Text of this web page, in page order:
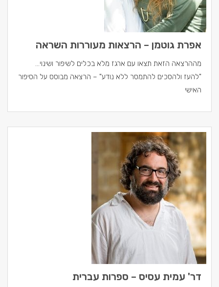
אפרת גוטמן – הרצאות מעוררות השראה
מההרצאה הזאת תצאו עם ארגז מלא בכלים לשיפור ושינוי…
"להעז ולהסכים להתמסר ללא נודע" – הרצאה מבוסס על הסיפור
האישי
דר' עמית עסיס – ספרות עברית